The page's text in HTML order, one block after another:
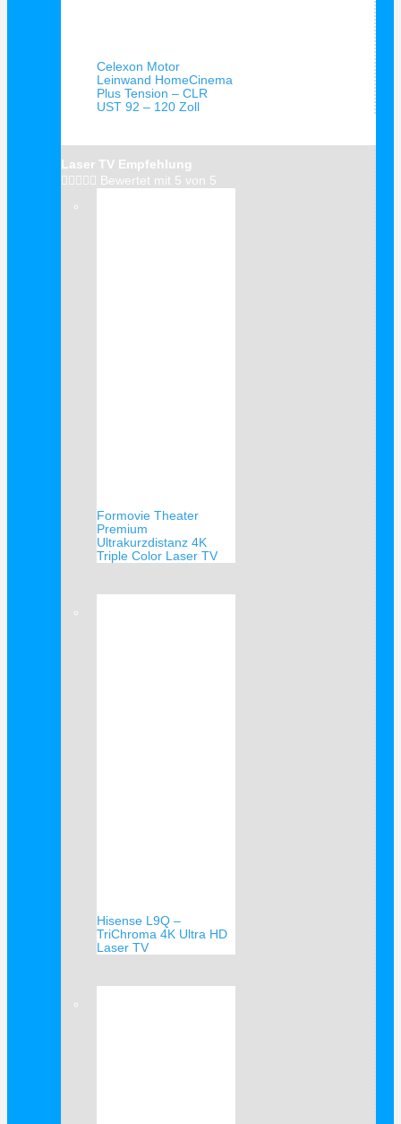
Celexon Motor
Leinwand HomeCinema
Plus Tension – CLR
UST 92 – 120 Zoll
Laser TV Empfehlung
     Bewertet mit 5 von 5
Formovie Theater
Premium
Ultrakurzdistanz 4K
Triple Color Laser TV
Hisense L9Q –
TriChroma 4K Ultra HD
Laser TV